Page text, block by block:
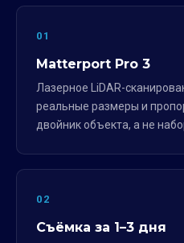
01
Matterport Pro 3
Лазерное LiDAR-
реальные размеры и
двойник объекта, а не
02
Съёмка за 1–3 дня